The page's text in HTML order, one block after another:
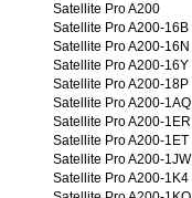
Satellite Pro A200
Satellite Pro A200-16B
Satellite Pro A200-16N
Satellite Pro A200-16Y
Satellite Pro A200-18P
Satellite Pro A200-1AQ
Satellite Pro A200-1ER
Satellite Pro A200-1ET
Satellite Pro A200-1JW
Satellite Pro A200-1K4